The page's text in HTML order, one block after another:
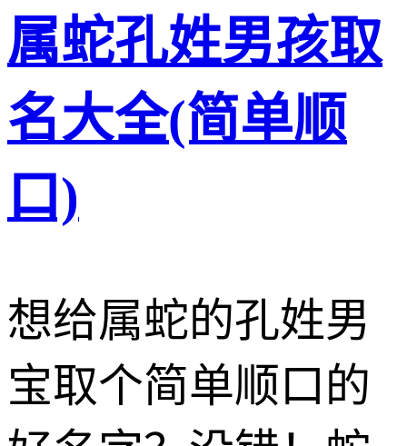
属蛇孔姓男孩取
名大全(简单顺
口)
想给属蛇的孔姓男
宝取个简单顺口的